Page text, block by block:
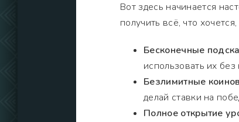
Вот здесь начинается
получить всё, что
Бесконечные
использовать их
Безлимитные коинов
делай ставки на
Полное открытие